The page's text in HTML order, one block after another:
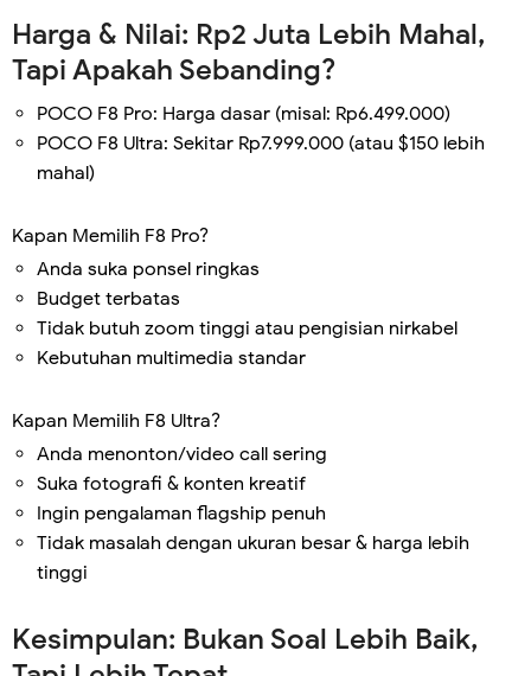
Harga & Nilai: Rp2 Juta Lebih Mahal,
Tapi Apakah Sebanding?
POCO F8 Pro: Harga dasar (misal: Rp6.499.000)
POCO F8 Ultra: Sekitar Rp7.999.000 (atau $150 lebih
mahal)
Kapan Memilih F8 Pro?
Anda suka ponsel ringkas
Budget terbatas
Tidak butuh zoom tinggi atau pengisian nirkabel
Kebutuhan multimedia standar
Kapan Memilih F8 Ultra?
Anda menonton/video call sering
Suka fotografi & konten kreatif
Ingin pengalaman flagship penuh
Tidak masalah dengan ukuran besar & harga lebih
tinggi
Kesimpulan: Bukan Soal Lebih Baik,